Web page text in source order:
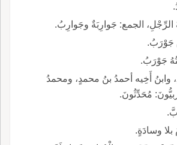
جَوارِبَةٌ وجَوارِبُ.
جَوْرَبُ.
جَوْرَبُ.
وابنُ أَخِيه أحمدُ بنُ محمدٍ، ومحمدُ
مُحَدِّثُونَ.
بلا وسادَةٍ.